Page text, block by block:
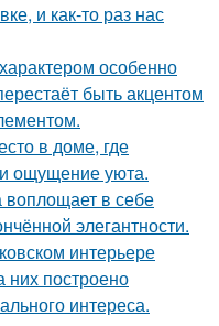
и как-то раз нас
особенно
быть акцентом
в доме, где
и ощущение уюта.
в себе
элегантности.
интерьере
них построено
интереса.